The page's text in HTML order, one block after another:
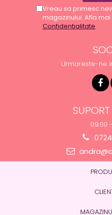
Vreau sa primesc
magazinului. Afla mai
Confidentialitate
Urmareste-ne
09:00